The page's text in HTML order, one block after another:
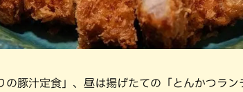
の豚汁定食」、昼は揚げたての「とんかつラン